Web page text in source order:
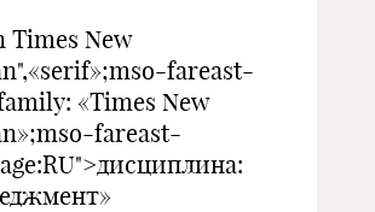
Times New
fareast-
«Times New
fareast-